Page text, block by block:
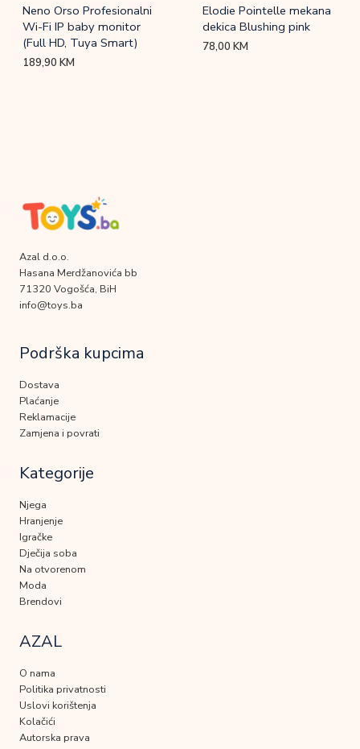
Neno Orso Profesionalni
Wi-Fi IP baby monitor
(Full HD, Tuya Smart)
189,90KM
Elodie Pointelle mekana
dekica Blushing pink
78,00KM
Azal d.o.o.
Hasana Merdžanovića bb
71320 Vogošća, BiH
info@toys.ba
Podrška kupcima
Dostava
Plaćanje
Reklamacije
Zamjena i povrati
Kategorije
Njega
Hranjenje
Igračke
Dječija soba
Na otvorenom
Moda
Brendovi
AZAL
O nama
Politika privatnosti
Uslovi korištenja
Kolačići
Autorska prava